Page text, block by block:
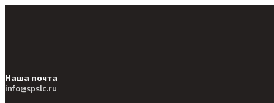
Наша почта
info@spslc.ru